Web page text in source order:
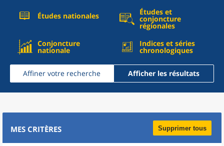
Études nationales Études et
conjoncture
régionales
Conjoncture
nationale
Indices et séries
chronologiques
Affiner votre recherche Afficher les résultats
MES CRITÈRES Supprimer tous